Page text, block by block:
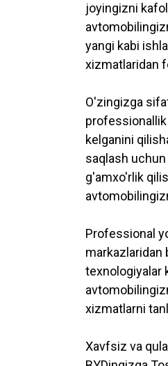
joyingizni
yangi kabi
xizmatlaridan
O'zingizga
kelganini
saqlash
g'amxo'rlik
Professional
markazlaridan
texnologiyalar
xizmatlarni
Xavfsiz va